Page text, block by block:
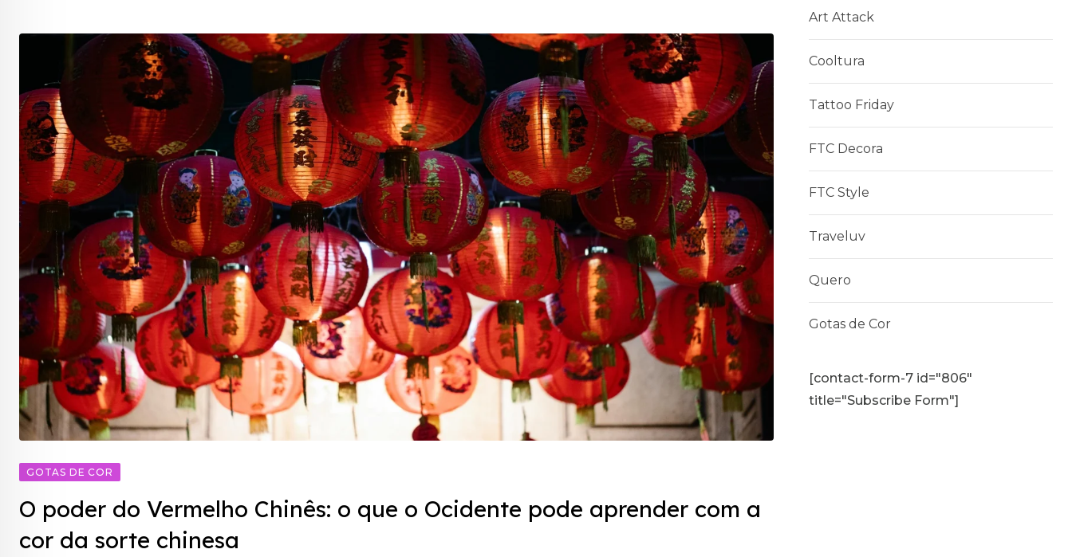
GOTAS DE COR
O poder do Vermelho Chinês: o que o Ocidente pode aprender com a
cor da sorte chinesa
Art Attack
Cooltura
Tattoo Friday
FTC Decora
FTC Style
Traveluv
Quero
Gotas de Cor
[contact-form-7 id="806"
title="Subscribe Form"]